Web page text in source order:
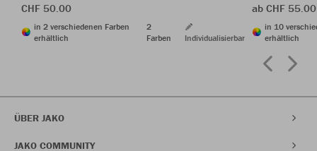
CHF 50.00
in 2 verschiedenen Farben
erhältlich
2
Farben
Individualisierbar
ab CHF 55.00
in 10
erhältlich
ÜBER JAKO
JAKO COMMUNITY